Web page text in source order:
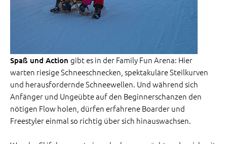
Spaß und Action gibt es in der Family Fun Arena: Hier
warten riesige Schneeschnecken, spektakuläre Steilkurven
und herausfordernde Schneewellen. Und während sich
Anfänger und Ungeübte auf den Beginnerschanzen den
nötigen Flow holen, dürfen erfahrene Boarder und
Freestyler einmal so richtig über sich hinauswachsen.